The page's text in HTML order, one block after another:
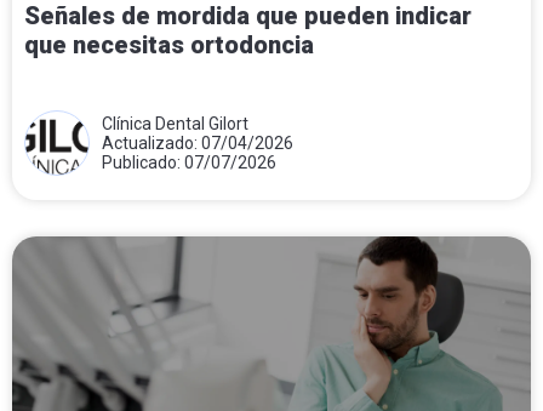
Señales de mordida que pueden indicar
que necesitas ortodoncia
Clínica Dental Gilort
Actualizado: 07/04/2026
Publicado: 07/07/2026